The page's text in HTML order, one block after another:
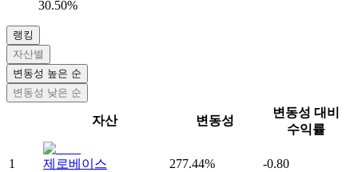
30.50%
랭킹
자산별
변동성 높은 순
변동성 낮은 순
자산 변동성
변동성 대비
수익률
1
제로베이스
277.44% -0.80